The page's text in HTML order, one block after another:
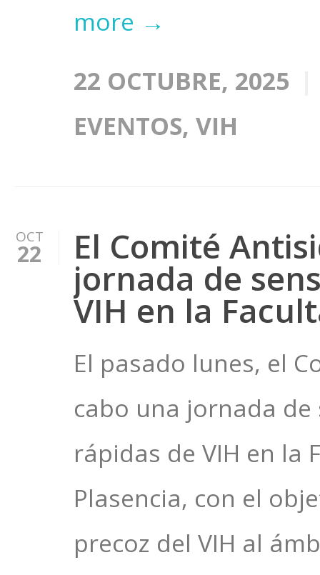
more →
22 OCTUBRE, 2025
EVENTOS, VIH
OCT
22 El Comité
jornada de
VIH en la
El pasado lunes, el
cabo una jornada
rápidas de VIH en la
Plasencia, con el
precoz del VIH al